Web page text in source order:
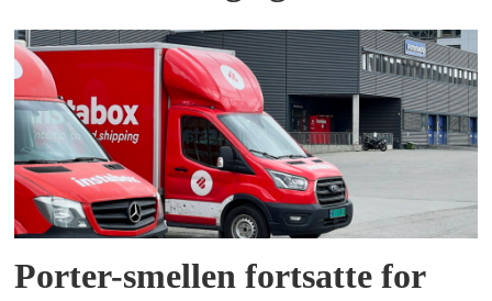
Porter-smellen fortsatte for